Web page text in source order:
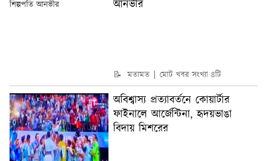
আনভীর
📝 মতামত মোট খবর সংখ্যা 8টি
অবিশ্বাস্য প্রত্যাবর্তনে কোয়ার্টার
ফাইনালে আর্জেন্টিনা, হৃদয়ভাঙা
বিদায় মিশরের